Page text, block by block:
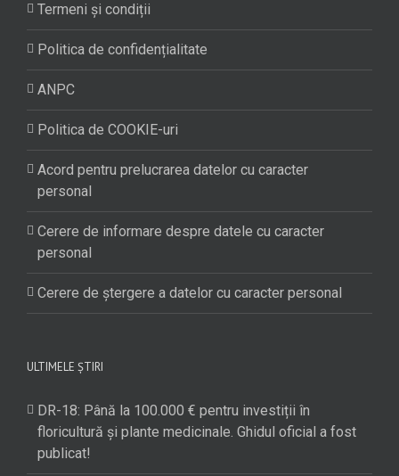
Termeni și condiții
Politica de confidențialitate
ANPC
Politica de COOKIE-uri
Acord pentru prelucrarea datelor cu caracter
personal
Cerere de informare despre datele cu caracter
personal
Cerere de ștergere a datelor cu caracter personal
ULTIMELE ȘTIRI
DR-18: Până la 100.000 € pentru investiții în
floricultură și plante medicinale. Ghidul oficial a fost
publicat!